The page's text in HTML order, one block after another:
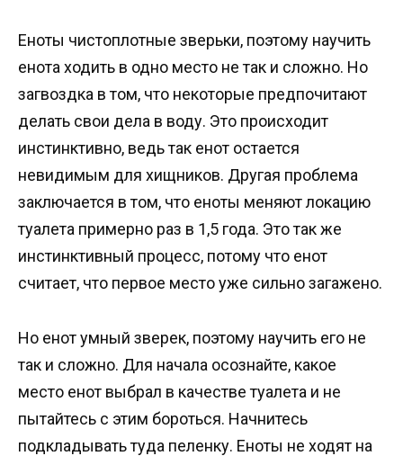
Еноты чистоплотные зверьки, поэтому научить
енота ходить в одно место не так и сложно. Но
загвоздка в том, что некоторые предпочитают
делать свои дела в воду. Это происходит
инстинктивно, ведь так енот остается
невидимым для хищников. Другая проблема
заключается в том, что еноты меняют локацию
туалета примерно раз в 1,5 года. Это так же
инстинктивный процесс, потому что енот
считает, что первое место уже сильно загажено.
Но енот умный зверек, поэтому научить его не
так и сложно. Для начала осознайте, какое
место енот выбрал в качестве туалета и не
пытайтесь с этим бороться. Начнитесь
подкладывать туда пеленку. Еноты не ходят на